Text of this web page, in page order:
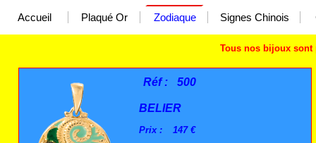
Accueil Plaqué Or Zodiaque Signes Chinois
Tous nos bijoux sont
Réf : 500
BELIER
Prix : 147 €